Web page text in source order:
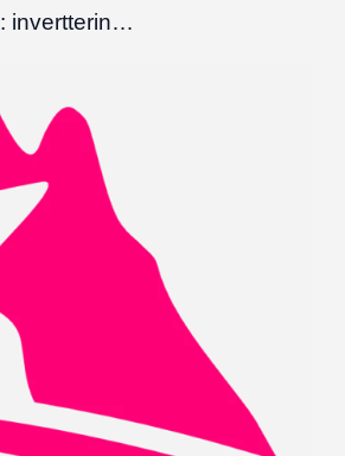
invertterin…